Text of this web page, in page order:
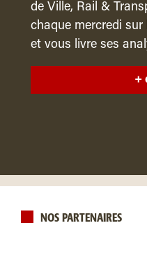
de Ville, Rail &
chaque mercredi
et vous livre ses
+
NOS PARTENAIRES